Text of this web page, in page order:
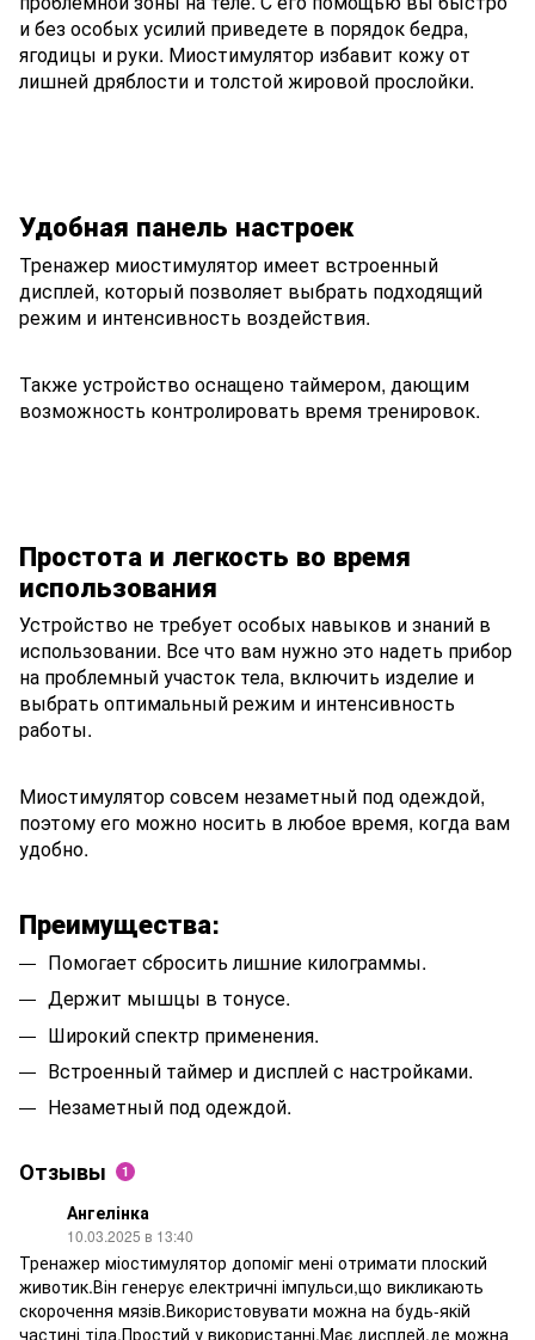
и без особых усилий приведете в порядок бедра,
ягодицы и руки. Миостимулятор избавит кожу от
лишней дряблости и толстой жировой прослойки.
Удобная панель настроек
Тренажер миостимулятор имеет встроенный
дисплей, который позволяет выбрать подходящий
режим и интенсивность воздействия.
Также устройство оснащено таймером, дающим
возможность контролировать время тренировок.
Простота и легкость во время
использования
Устройство не требует особых навыков и знаний в
использовании. Все что вам нужно это надеть прибор
на проблемный участок тела, включить изделие и
выбрать оптимальный режим и интенсивность
работы.
Миостимулятор совсем незаметный под одеждой,
поэтому его можно носить в любое время, когда вам
удобно.
Преимущества:
Помогает сбросить лишние килограммы.
Держит мышцы в тонусе.
Широкий спектр применения.
Встроенный таймер и дисплей с настройками.
Незаметный под одеждой.
Отзывы 1
Ангелінка
10.03.2025 в 13:40
Тренажер міостимулятор допоміг мені отримати плоский
животик.Він генерує електричні імпульси,що викликають
скорочення мязів.Використовувати можна на будь-якій
частині тіла.Простий у використанні.Має дисплей,де можна